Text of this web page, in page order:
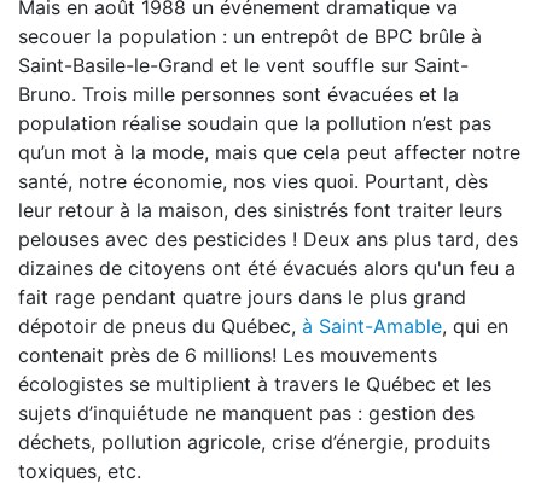
Mais en août 1988 un événement dramatique va
secouer la population : un entrepôt de BPC brûle à
Saint-Basile-le-Grand et le vent souffle sur Saint-
Bruno. Trois mille personnes sont évacuées et la
population réalise soudain que la pollution n’est pas
qu’un mot à la mode, mais que cela peut affecter notre
santé, notre économie, nos vies quoi. Pourtant, dès
leur retour à la maison, des sinistrés font traiter leurs
pelouses avec des pesticides ! Deux ans plus tard, des
dizaines de citoyens ont été évacués alors qu'un feu a
fait rage pendant quatre jours dans le plus grand
dépotoir de pneus du Québec, à Saint-Amable, qui en
contenait près de 6 millions! Les mouvements
écologistes se multiplient à travers le Québec et les
sujets d’inquiétude ne manquent pas : gestion des
déchets, pollution agricole, crise d’énergie, produits
toxiques, etc.